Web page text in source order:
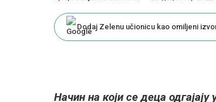
Dodaj Zelenu učionicu kao omiljeni
Начин на који се деца